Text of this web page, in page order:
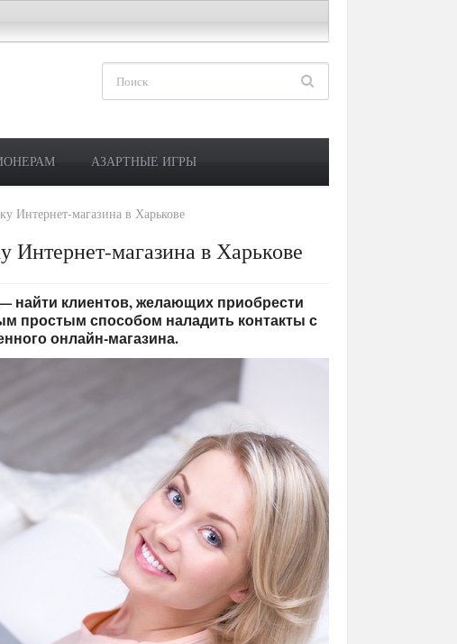
АЗАРТНЫЕ ИГРЫ
Интернет-магазина в Харькове
Интернет-магазина в Харькове
найти клиентов, желающих приобрести
простым способом наладить контакты с
онлайн-магазина.